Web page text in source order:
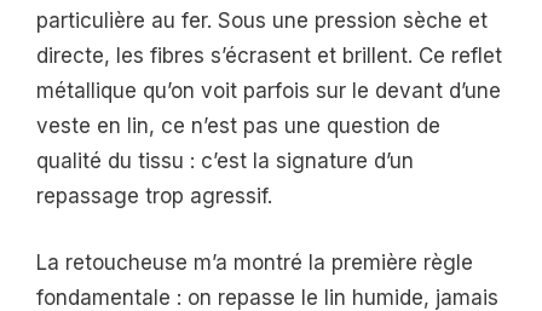
particulière au fer. Sous une pression sèche et
directe, les fibres s’écrasent et brillent. Ce reflet
métallique qu’on voit parfois sur le devant d’une
veste en lin, ce n’est pas une question de
qualité du tissu : c’est la signature d’un
repassage trop agressif.
La retoucheuse m’a montré la première règle
fondamentale : on repasse le lin humide, jamais